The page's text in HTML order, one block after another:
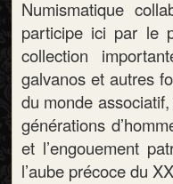
Numismatique
participe ici par le
collection
galvanos et autres
du monde
générations
et l’engouement
l’aube précoce du